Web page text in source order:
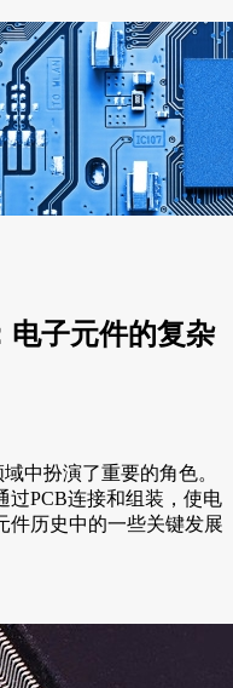
电子元件的复杂
域中扮演了重要的角色。
过PCB连接和组装，使电
件历史中的一些关键发展